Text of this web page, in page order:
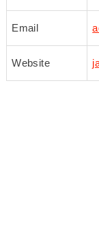
Email
Website